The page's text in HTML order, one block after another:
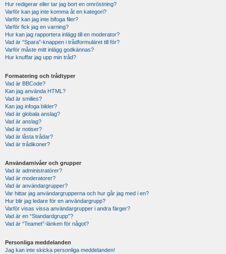
Hur redigerar eller tar jag bort en omröstning?
Varför kan jag inte komma åt en kategori?
Varför kan jag inte bifoga filer?
Varför fick jag en varning?
Hur kan jag rapportera inlägg till en moderator?
Vad är “Spara”-knappen i trådformuläret till för?
Varför måste mitt inlägg godkännas?
Hur knuffar jag upp min tråd?
Formatering och trådtyper
Vad är BBCode?
Kan jag använda HTML?
Vad är smilies?
Kan jag infoga bilder?
Vad är globala anslag?
Vad är anslag?
Vad är notiser?
Vad är låsta trådar?
Vad är trådikoner?
Användarnivåer och grupper
Vad är administratörer?
Vad är moderatorer?
Vad är användargrupper?
Var hittar jag användargrupperna och hur går jag med i en?
Hur blir jag ledare för en användargrupp?
Varför visas vissa användargrupper i andra färger?
Vad är en “Standardgrupp”?
Vad är “Teamet”-länken för något?
Personliga meddelanden
Jag kan inte skicka personliga meddelanden!